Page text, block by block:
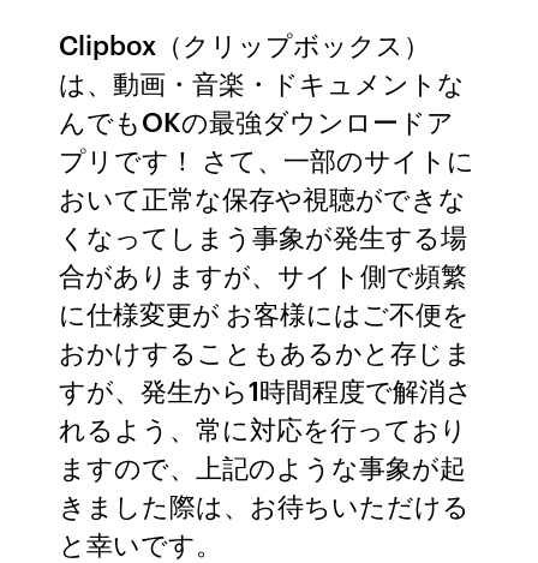
Clipbox（クリップボックス）
は、動画・音楽・ドキュメントな
んでもOKの最強ダウンロードア
プリです！ さて、一部のサイトに
おいて正常な保存や視聴ができな
くなってしまう事象が発生する場
合がありますが、サイト側で頻繁
に仕様変更が お客様にはご不便を
おかけすることもあるかと存じま
すが、発生から1時間程度で解消さ
れるよう、常に対応を行っており
ますので、上記のような事象が起
きました際は、お待ちいただける
と幸いです。